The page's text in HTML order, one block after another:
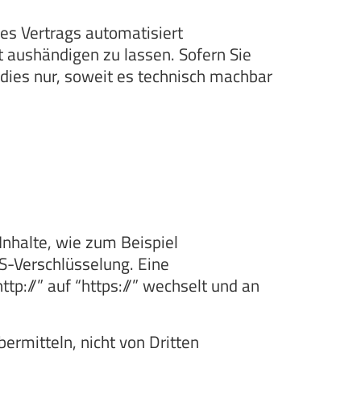
Vertrags automatisiert
zu lassen. Sofern Sie
nur, soweit es technisch machbar
wie zum Beispiel
Verschlüsselung. Eine
” auf “https://” wechselt und an
nicht von Dritten